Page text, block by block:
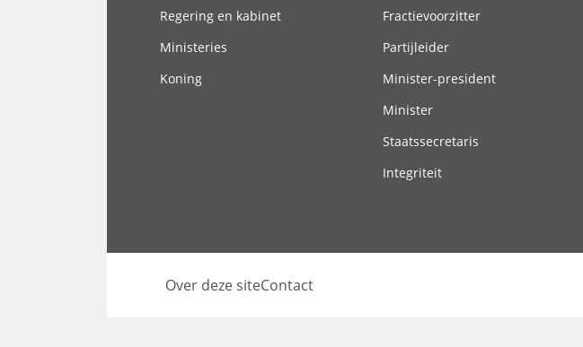
Regering en kabinet
Ministeries
Koning
Fractievoorzitter
Partijleider
Minister-president
Minister
Staatssecretaris
Integriteit
Over deze siteContact